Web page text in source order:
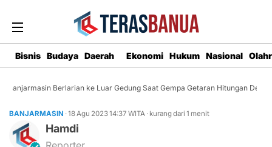
Bisnis Budaya Daerah Ekonomi Hukum Nasional
Banjarmasin Berlarian ke Luar Gedung Saat Gempa Getaran Hitungan Detik
BANJARMASIN · 18 Agu 202314:37 WITA · kurang dari 1 menit
Hamdi